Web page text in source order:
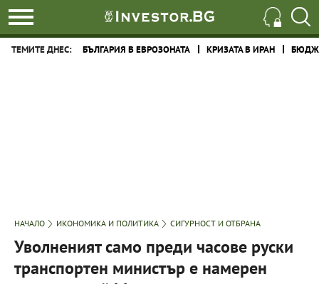
ТЕМИТЕ ДНЕС: БЪЛГАРИЯ В ЕВРОЗОНАТА КРИЗАТА В ИРАН
НАЧАЛО ИКОНОМИКА И ПОЛИТИКА СИГУРНОСТ И ОТБРАНА
Уволненият само преди часове руски
транспортен министър е намерен